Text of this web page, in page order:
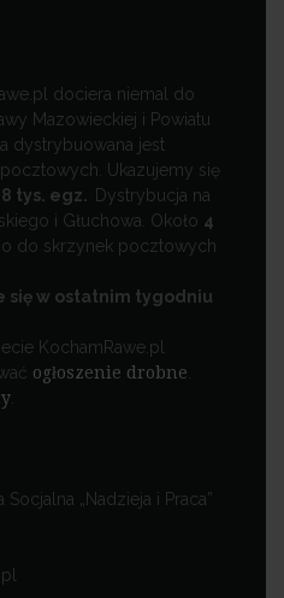
dociera niemal do
Mazowieckiej i Powiatu
dystrybuowana jest
Ukazujemy się
8 tys. egz. Dystrybucja na
i Głuchowa. Około 4
do skrzynek pocztowych
się w ostatnim tygodniu
KochamRawe.pl
ogłoszenie drobne.
.
„Nadzieja i Praca”